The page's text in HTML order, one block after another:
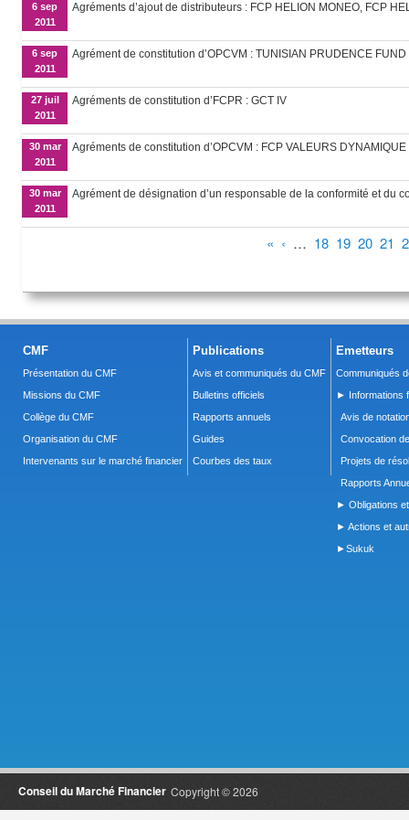
6 sep
2011
Agréments d’ajout de distributeurs : FCP HELION MONEO, FCP
6 sep
2011
Agrément de constitution d’OPCVM : TUNISIAN PRUDENCE FUND
27 juil
2011
Agréments de constitution d’FCPR : GCT IV
30 mar
2011
Agréments de constitution d’OPCVM : FCP VALEURS DYNAMIQUE
30 mar
2011
Agrément de désignation d’un responsable de la conformité et du
« ‹ … 18 19 20 21
CMF
Présentation du CMF
Missions du CMF
Collège du CMF
Organisation du CMF
Intervenants sur le marché financier
Publications
Avis et communiqués du CMF
Bulletins officiels
Rapports annuels
Guides
Courbes des taux
Emetteurs
Communiqués
► Informations
Avis de
Convocation
Projets de
Rapports
► Obligations
► Actions et
►Sukuk
Copyright © 2026
Conseil du Marché Financier